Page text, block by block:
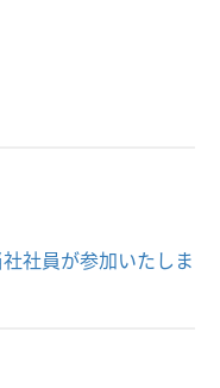
社員が参加いたしま